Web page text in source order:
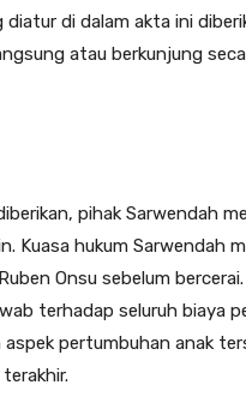
diatur di dalam akta ini
atau berkunjung
pihak Sarwendah
Kuasa hukum Sarwendah
Onsu sebelum
terhadap seluruh biaya
aspek pertumbuhan anak